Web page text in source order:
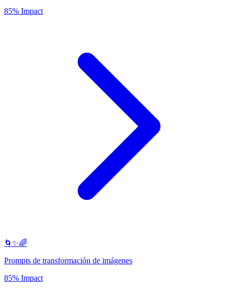
85% Impact
🌀✨🌈
Prompts de transformación de imágenes
85% Impact